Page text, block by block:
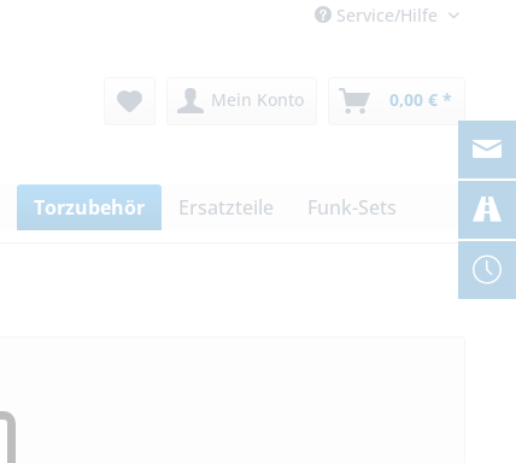
Service/Hilfe
Mein Konto 0,00 € *
Torzubehör Ersatzteile Funk-Sets